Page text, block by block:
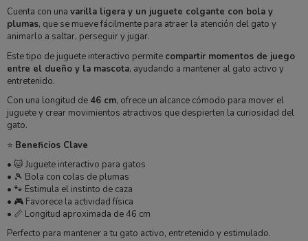
Cuenta con una varilla ligera y un juguete colgante con bola y
plumas, que se mueve fácilmente para atraer la atención del gato y
animarlo a saltar, perseguir y jugar.
Este tipo de juguete interactivo permite compartir momentos de juego
entre el dueño y la mascota, ayudando a mantener al gato activo y
entretenido.
Con una longitud de 46 cm, ofrece un alcance cómodo para mover el
juguete y crear movimientos atractivos que despierten la curiosidad del
gato.
⭐ Beneficios Clave
• 🐱 Juguete interactivo para gatos
• 🎾 Bola con colas de plumas
• 🐾 Estimula el instinto de caza
• 🎮 Favorece la actividad física
• 📏 Longitud aproximada de 46 cm
Perfecto para mantener a tu gato activo, entretenido y estimulado.